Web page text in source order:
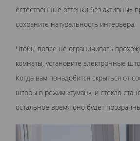
естественные оттенки без активных
сохраните натуральность интерьера.
Чтобы вовсе не ограничивать
комнаты, установите электронные
Когда вам понадобится скрыться от
шторы в режим «туман», и стекло
остальное время оно будет